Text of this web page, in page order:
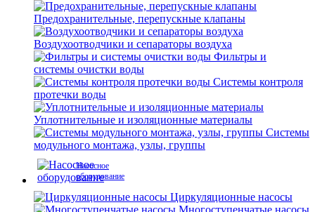
Предохранительные, перепускные клапаны
Воздухоотводчики и сепараторы воздуха
Фильтры и
системы очистки воды
Системы контроля
протечки воды
Уплотнительные и изоляционные материалы
Системы
модульного монтажа, узлы, группы
Насосное
оборудование
Циркуляционные насосы
Многоступенчатые насосы